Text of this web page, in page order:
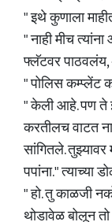
" इथे कुणाला
" नाही मीच
फ्लॅटवर पाठवलंय,
" पोलिस कम्प्लेंट
" केली आहे. पण ते
करतीलच वाटत
सांगितले.
पपांना." त्याच्या
" हो. तु काळजी
थोडावेळ बोलून